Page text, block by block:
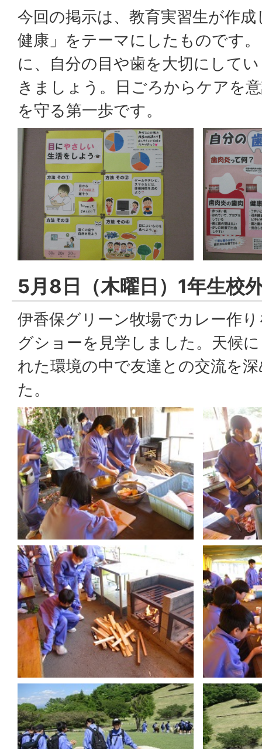
今回の掲示は、教育実習生が作
健康」をテーマにしたものです
に、自分の目や歯を大切にして
きましょう。日ごろからケアを
を守る第一歩です。
5月8日（木曜日）1年生校
伊香保グリーン牧場でカレー作
グショーを見学しました。天候
れた環境の中で友達との交流を
た。